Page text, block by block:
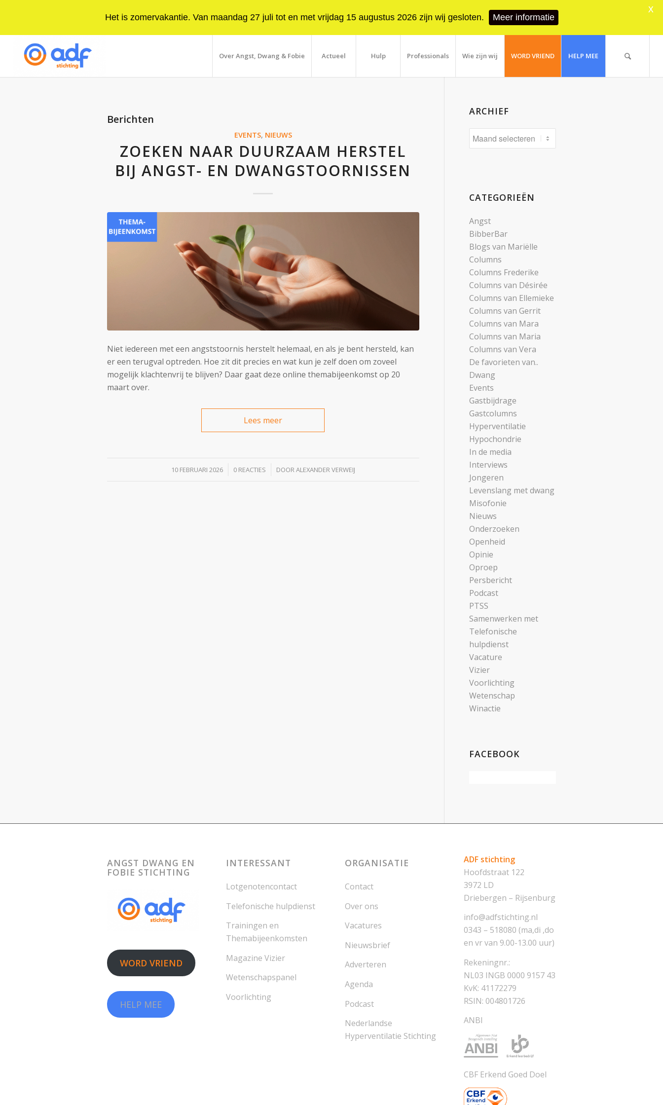
Over Angst, Dwang & Fobie Actueel Hulp Professionals Wie zijn wij WORD VRIEND HELP MEE
Berichten
EVENTS, NIEUWS
ZOEKEN NAAR DUURZAAM HERSTEL
BIJ ANGST- EN DWANGSTOORNISSEN
Niet iedereen met een angststoornis herstelt helemaal, en als je bent hersteld, kan
er een terugval optreden. Hoe zit dit precies en wat kun je zelf doen om zoveel
mogelijk klachtenvrij te blijven? Daar gaat deze online themabijeenkomst op 20
maart over.
Lees meer
10 FEBRUARI 2026
/ 0 REACTIES
/ DOORALEXANDER VERWEIJ
ARCHIEF
CATEGORIEËN
Angst
BibberBar
Blogs van Mariëlle
Columns
Columns Frederike
Columns van Désirée
Columns van Ellemieke
Columns van Gerrit
Columns van Mara
Columns van Maria
Columns van Vera
De favorieten van..
Dwang
Events
Gastbijdrage
Gastcolumns
Hyperventilatie
Hypochondrie
In de media
Interviews
Jongeren
Levenslang met dwang
Misofonie
Nieuws
Onderzoeken
Openheid
Opinie
Oproep
Persbericht
Podcast
PTSS
Samenwerken met
Telefonische
hulpdienst
Vacature
Vizier
Voorlichting
Wetenschap
Winactie
FACEBOOK
ANGST DWANG EN
FOBIE STICHTING
WORD VRIEND
HELP MEE
INTERESSANT
Lotgenotencontact
Telefonische hulpdienst
Trainingen en
Themabijeenkomsten
Magazine Vizier
Wetenschapspanel
Voorlichting
ORGANISATIE
Contact
Over ons
Vacatures
Nieuwsbrief
Adverteren
Agenda
Podcast
Nederlandse
Hyperventilatie Stichting
ADF stichting
Hoofdstraat 122
3972 LD
Driebergen – Rijsenburg
info@adfstichting.nl
0343 – 518080 (ma,di ,do
en vr van 9.00-13.00 uur)
Rekeningnr.:
NL03 INGB 0000 9157 43
KvK: 41172279
RSIN: 004801726
ANBI
CBF Erkend Goed Doel
Het is zomervakantie. Van maandag 27 juli tot en met vrijdag 15 augustus 2026 zijn wij gesloten. Meer informatie
X